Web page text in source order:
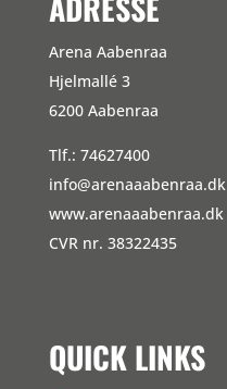
Arena Aabenraa
Hjelmallé 3
6200 Aabenraa
Tlf.: 74627400
info@arenaaabenraa.dk
www.arenaaabenraa.dk
CVR nr. 38322435
QUICK LINKS